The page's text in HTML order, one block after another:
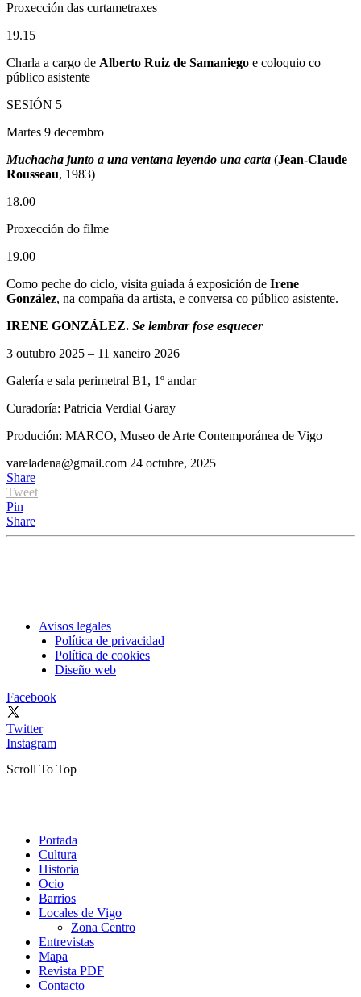
Proxección das curtametraxes
19.15
Charla a cargo de Alberto Ruiz de Samaniego e coloquio co
público asistente
SESIÓN 5
Martes 9 decembro
Muchacha junto a una ventana leyendo una carta (Jean-Claude
Rousseau, 1983)
18.00
Proxección do filme
19.00
Como peche do ciclo, visita guiada á exposición de Irene
González, na compaña da artista, e conversa co público asistente.
IRENE GONZÁLEZ. Se lembrar fose esquecer
3 outubro 2025 – 11 xaneiro 2026
Galería e sala perimetral B1, 1º andar
Curadoría: Patricia Verdial Garay
Produción: MARCO, Museo de Arte Contemporánea de Vigo
vareladena@gmail.com 24 octubre, 2025
Share
Tweet
Pin
Share
Avisos legales
Política de privacidad
Política de cookies
Diseño web
Facebook
Twitter
Instagram
Scroll To Top
Portada
Cultura
Historia
Ocio
Barrios
Locales de Vigo
Zona Centro
Entrevistas
Mapa
Revista PDF
Contacto